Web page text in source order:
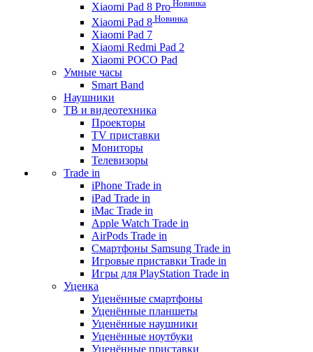
Xiaomi Pad 8 Pro Новинка
Xiaomi Pad 8 Новинка
Xiaomi Pad 7
Xiaomi Redmi Pad 2
Xiaomi POCO Pad
Умные часы
Smart Band
Наушники
ТВ и видеотехника
Проекторы
TV приставки
Мониторы
Телевизоры
Trade in
iPhone Trade in
iPad Trade in
iMac Trade in
Apple Watch Trade in
AirPods Trade in
Смартфоны Samsung Trade in
Игровые приставки Trade in
Игры для PlayStation Trade in
Уценка
Уценённые смартфоны
Уценённые планшеты
Уценённые наушники
Уценённые ноутбуки
Уценённые приставки